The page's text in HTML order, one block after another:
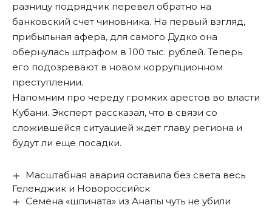
разницу подрядчик перевел обратно на
банковский счет чиновника. На первый взгляд,
прибыльная афера, для самого Дудко она
обернулась штрафом в 100 тыс. рублей. Теперь
его подозревают в новом коррупционном
преступлении.
Напомним про череду громких арестов во власти
Кубани. Эксперт рассказал, что в связи со
сложившейся ситуацией ждет главу региона и
будут ли еще посадки.
Масштабная авария оставила без света весь
Геленджик и Новороссийск
Семена «шпината» из Анапы чуть не убили